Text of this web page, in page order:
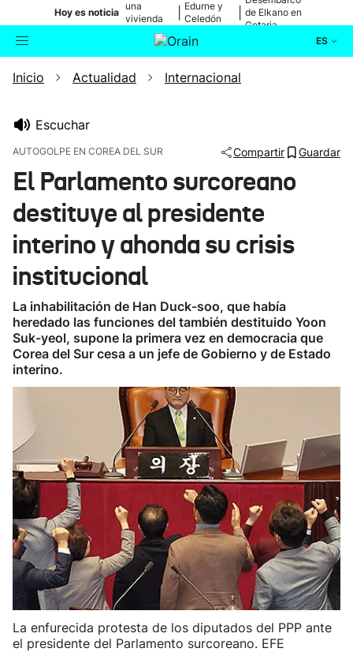
Hoy es noticia
una
vivienda
de Bilbao
Edurne y
Celedón
de Elkano en
Getaria
ES
Buscador Actualidad
Ikusmiran
Eguraldia
Inicio Actualidad Internacional
Escuchar
AUTOGOLPE EN COREA DEL SUR Compartir Guardar
El Parlamento surcoreano
destituye al presidente
interino y ahonda su crisis
institucional
La inhabilitación de Han Duck-soo, que había
heredado las funciones del también destituido Yoon
Suk-yeol, supone la primera vez en democracia que
Corea del Sur cesa a un jefe de Gobierno y de Estado
interino.
La enfurecida protesta de los diputados del PPP ante
el presidente del Parlamento surcoreano. EFE